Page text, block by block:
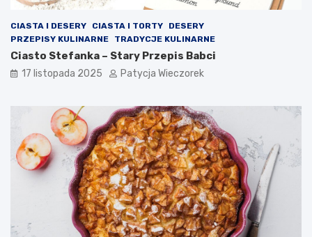
CIASTA I DESERY CIASTA I TORTY
DESERY
PRZEPISY KULINARNE
TRADYCJE KULINARNE
Ciasto Stefanka – Stary Przepis Babci
17 listopada 2025 Patycja Wieczorek